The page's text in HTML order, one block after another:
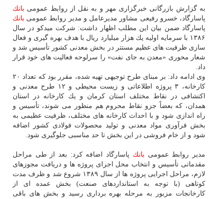
به گزارش بازرگانی خبرگزاری مهر و به نقل از روابط عمومی بانك
پاسارگاد، خسرو رفیعی مشاور مدیرعامل و مدیر روابط عمومی بانك
پاسارگاد ضمن بیان این مطلب اظهار داشت: شركت میدكو در سال
۱۳۸۶ با سرمایه اولیه یك هزار میلیارد ریال با هدف بهره گیری و فعال
سازی ظرفیت های عظیم مستتر در بخش معدنی كشور تأسیس شد و
شعار محوری «معدن به جای نفت» را سرلوحه فعالیت های خود قرار
داد.
وی ادامه داد: بر مبنای طرح توجیهی تهیه شده، مقرر بود كه تعداد ۲۰
كارخانه، ۳ پروژه اطلاعاتی و زیست محیطی و ۱۲ طرح معدنی و
اكتشافی در نقاط مختلف استان كرمان و یك كارخانه در استان
همدان، كه بعضاً جزو نقاط محروم هم منظور می شوند، تأسیس و
راه اندازی شود و با احداث كارخانه های مختلف، ظرفیت عظیمی به
بخش فرآوری مواد معدنی و تولید محصولات فولادی كشور اضافه
شود و از خام فروشی در این بخش تا حد مناسبی جلوگیری شود.
مدیر روابط عمومی بانك پاسارگاد اضافه كرد: بعد از طی مراحل
مقدماتی تأسیس و انتخاب محل اجرای پروژه ها و دریافت مجوزهای
لازم، مراحل اجرایی پروژه ها از سال ۱۳۸۹ شروع شد و ظرف مدت
كوتاهی (با توجه به استانداردهای صنعت) بخش عمده ای از
كارخانجات مزبور به مرحله بهره برداری رسید و بخش های باقی